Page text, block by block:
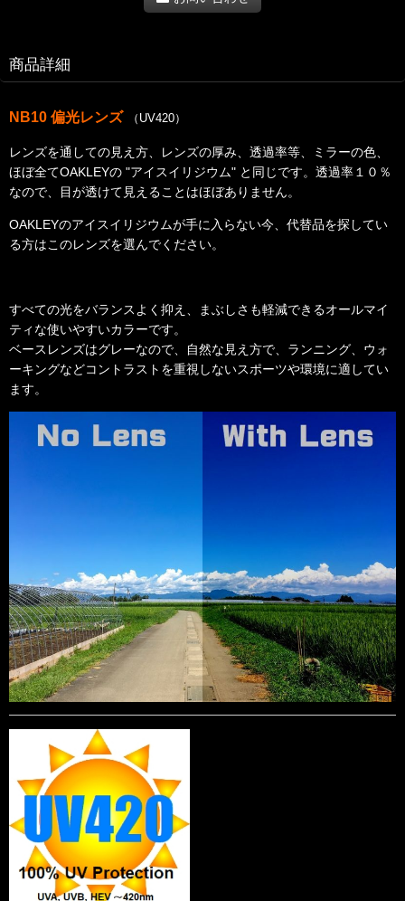
商品詳細
NB10 偏光レンズ （UV420）
レンズを通しての見え方、レンズの厚み、透過率等、ミラーの色、
ほぼ全てOAKLEYの "アイスイリジウム" と同じです。透過率１０％
なので、目が透けて見えることはほぼありません。
OAKLEYのアイスイリジウムが手に入らない今、代替品を探してい
る方はこのレンズを選んでください。
すべての光をバランスよく抑え、まぶしさも軽減できるオールマイ
ティな使いやすいカラーです。
ベースレンズはグレーなので、自然な見え方で、ランニング、ウォ
ーキングなどコントラストを重視しないスポーツや環境に適してい
ます。